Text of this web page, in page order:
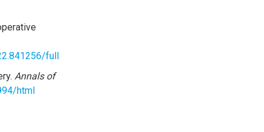
full
Annals of
html